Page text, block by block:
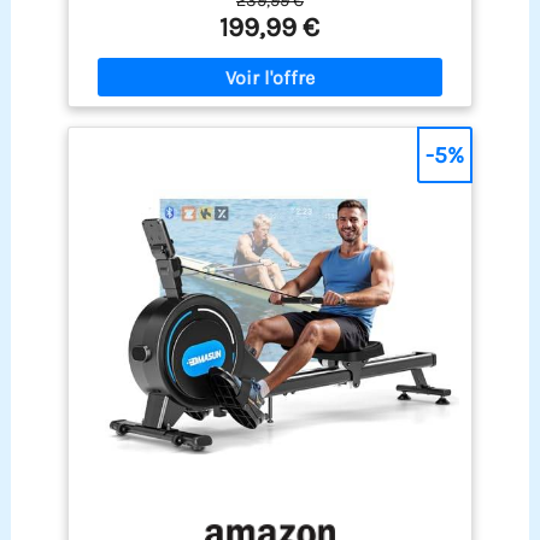
fixer des objectifs et participer à des programmes
d'entraînement interactifs pour augmenter votre
placer votre smartphone et votre iPad dans le
support pour profiter de vidéos ou de musique
tout en utilisant le rameur. 【Assemblage et
l'assemblage du rameur domestique ; la plupart
des utilisateurs peuvent facilement l'assembler
en 20 minutes. Grâce à son faible encombrement,
le rameur magnétique MOSUNY économise 70 %
d'espace de rangement lorsqu'il est rangé à la
verticale. Équipé de roulettes pour un
déplacement sans effort, vous pouvez facilement
l'installer dans votre espace d'entraînement.
【Service sans souci】: Nous garantissons à nos
clients un remplacement des composants
pendant 12 mois. N'hésitez pas à nous contacter
pour toute question concernant ce rameur !
CONTACTEZ-NOUS : Connectez-vous à votre compte
d'exercice fiable. Tous nos produits sont soumis à
des tests rigoureux et nous sommes convaincus
que MERACH deviendra votre partenaire fitness de
confiance, vous aidant à adopter un mode de vie
plus sain. APP MERACH exclusive pour un
entraînement intelligent: Connectez-vous à
l'application MERACH via Bluetooth pour suivre en
programmes d'entraînement personnalisés.
L'application propose plus de 1 000 parcours et
jeux, pour un entraînement plus ludique. Stabilité
améliorée du double rail: Comparé aux systèmes
traditionnels à rail unique, le double rail amélioré
offre une durabilité et une stabilité accrues. Avec
une capacité de charge allant jusqu'à 158 kg et
une longueur de rail de 165 cm, il convient aux
personnes mesurant jusqu'à 1,93 m. Système
magnétique silencieux: Doté d'un volant d'inertie
de 5,5 kg et d'une résistance allant jusqu'à 32 kg,
déranger votre famille ou vos voisins. Brûle-
199,99 €
-5%